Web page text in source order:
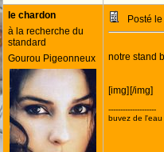
le chardon
à la recherche du
standard
Gourou Pigeonneux
Posté
notre stand
[img] [/img]
--------------------
buvez de l'eau